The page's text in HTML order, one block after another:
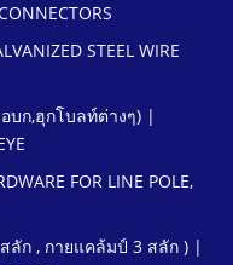
STEEL WIRE
บก,ฮุกโบลท์ต่างๆ) |
FOR LINE POLE,
ลัก , กายแคล้มป์ 3 สลัก ) |